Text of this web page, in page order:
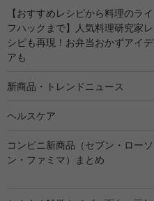
【おすすめレシピから料理のライ
フハックまで】人気料理研究家レ
シピも再現！お弁当おかずアイデ
アも
新商品・トレンドニュース
ヘルスケア
コンビニ新商品（セブン・ローソ
ン・ファミマ）まとめ